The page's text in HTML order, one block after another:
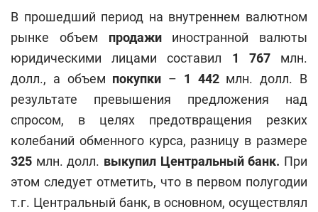
В прошедший период на внутреннем валютном
рынке объем продажииностранной валюты
юридическими лицами составил 1 767млн.
долл., а объем покупки – 1 442млн. долл. В
результате превышения предложения над
спросом, в целях предотвращения резких
колебаний обменного курса, разницу в размере
325 млн. долл. выкупил Центральный банк. При
этом следует отметить, что в первом полугодии
т.г. Центральный банк, в основном, осуществлял